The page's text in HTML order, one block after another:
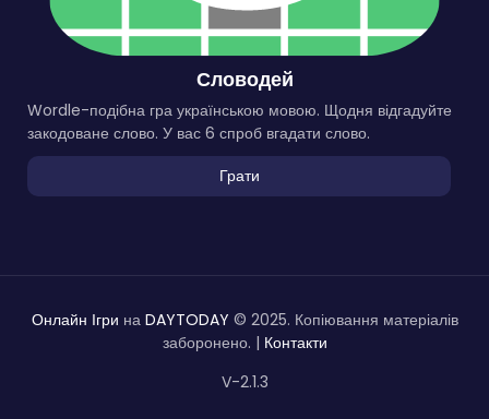
Словодей
Wordle-подібна гра українською мовою. Щодня відгадуйте
закодоване слово. У вас 6 спроб вгадати слово.
Грати
Онлайн Ігри на DAYTODAY © 2025. Копіювання матеріалів
заборонено. | Контакти
V-2.1.3